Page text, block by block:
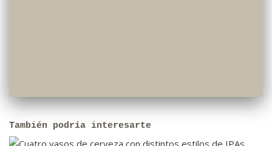
También podría interesarte